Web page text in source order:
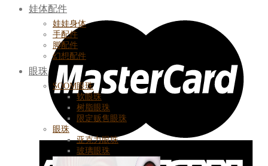
娃体配件
娃娃身体
手配件
脚配件
幻想配件
眼珠
SOOM眼珠
软眼珠
树脂眼珠
限定贩售眼珠
眼珠
亚克力眼珠
玻璃眼珠